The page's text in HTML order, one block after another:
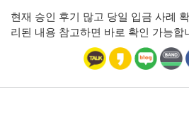
현재 승인 후기 많고 당일 입금 사례
리된 내용 참고하면 바로 확인 가능합